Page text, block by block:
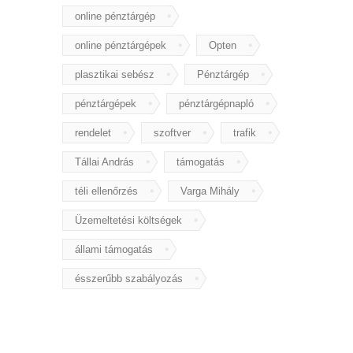
online pénztárgép
online pénztárgépek Opten
plasztikai sebész Pénztárgép
pénztárgépek pénztárgépnapló
rendelet szoftver trafik
Tállai András támogatás
téli ellenőrzés Varga Mihály
Üzemeltetési költségek
állami támogatás
ésszerűbb szabályozás